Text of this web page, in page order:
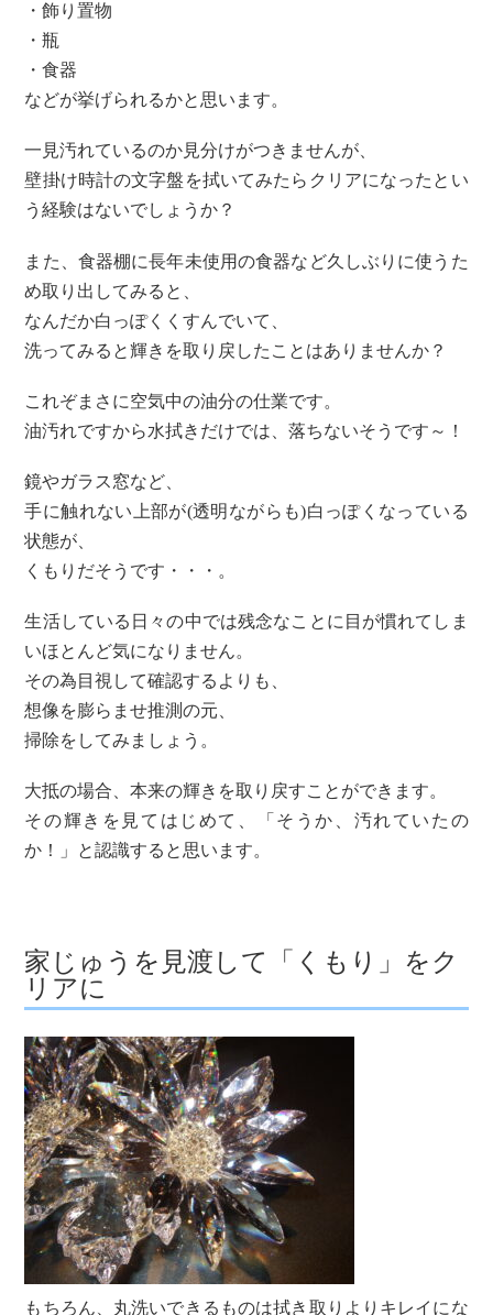
・飾り置物
・瓶
・食器
などが挙げられるかと思います。
一見汚れているのか見分けがつきませんが、
壁掛け時計の文字盤を拭いてみたらクリアになったとい
う経験はないでしょうか？
また、食器棚に長年未使用の食器など久しぶりに使うた
め取り出してみると、
なんだか白っぽくくすんでいて、
洗ってみると輝きを取り戻したことはありませんか？
これぞまさに空気中の油分の仕業です。
油汚れですから水拭きだけでは、落ちないそうです～！
鏡やガラス窓など、
手に触れない上部が(透明ながらも)白っぽくなっている
状態が、
くもりだそうです・・・。
生活している日々の中では残念なことに目が慣れてしま
いほとんど気になりません。
その為目視して確認するよりも、
想像を膨らませ推測の元、
掃除をしてみましょう。
大抵の場合、本来の輝きを取り戻すことができます。
その輝きを見てはじめて、「そうか、汚れていたの
か！」と認識すると思います。
家じゅうを見渡して「くもり」をク
リアに
もちろん、丸洗いできるものは拭き取りよりキレイにな